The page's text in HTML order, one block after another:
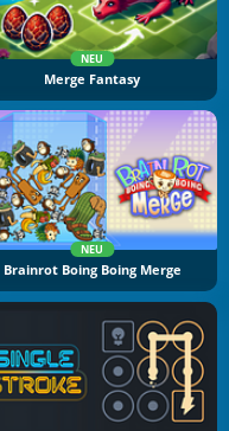
NEU
Merge Fantasy
NEU
Brainrot Boing Boing Merge